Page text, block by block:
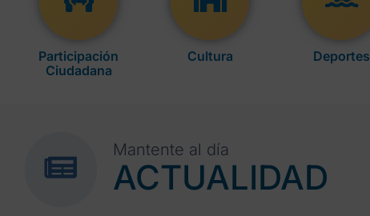
Participación
Ciudadana
Cultura Deportes
Mantente al día
ACTUALIDAD